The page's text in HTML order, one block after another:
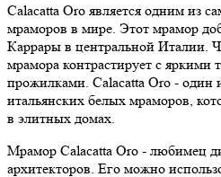
Calacatta Oro является одним из
мраморов в мире. Этот мрамор
Каррары в центральной Италии.
мрамора контрастирует с
прожилками. Calacatta Oro - один
итальянских белых мраморов,
в элитных домах.
Мрамор Calacatta Oro - любимец
архитекторов. Его можно